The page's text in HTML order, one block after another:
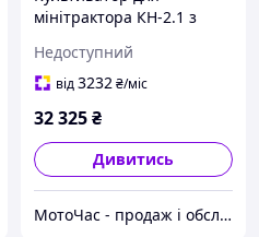
мінітрактора КН-2.1 з
Недоступний
від3232₴/міс
32 325₴
Дивитись
МотоЧас - продаж і обслуговування двигунів, мотоблоків, бензопил і квадроциклів